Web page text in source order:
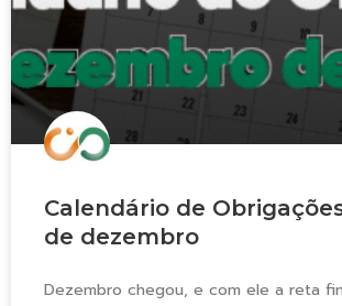
Calendário de
de dezembro
Dezembro chegou, e com ele a reta